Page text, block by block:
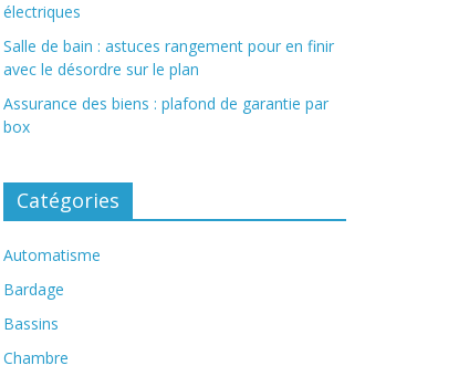
électriques
Salle de bain : astuces rangement pour en finir
avec le désordre sur le plan
Assurance des biens : plafond de garantie par
box
Catégories
Automatisme
Bardage
Bassins
Chambre